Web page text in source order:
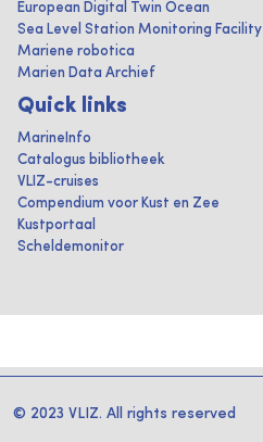
European Digital Twin Ocean
Sea Level Station Monitoring Facility
Mariene robotica
Marien Data Archief
Quick links
MarineInfo
Catalogus bibliotheek
VLIZ-cruises
Compendium voor Kust en Zee
Kustportaal
Scheldemonitor
© 2023 VLIZ. All rights reserved